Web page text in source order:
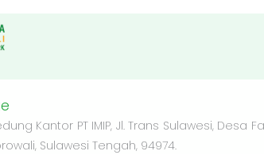
Kantor PT IMIP, Jl. Trans Sulawesi, Desa
Sulawesi Tengah, 94974.